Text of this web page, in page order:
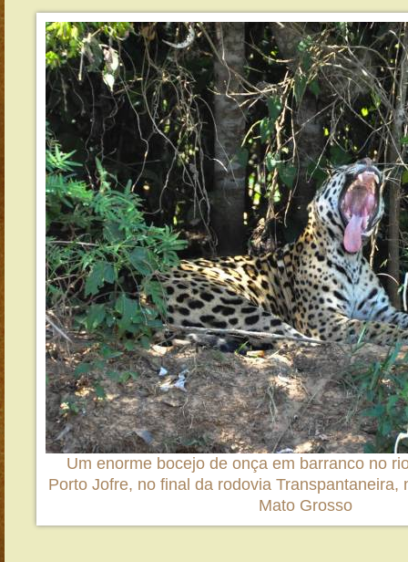
Um enorme bocejo de onça em barranco no
Porto Jofre, no final da rodovia Transpantaneira,
Mato Grosso